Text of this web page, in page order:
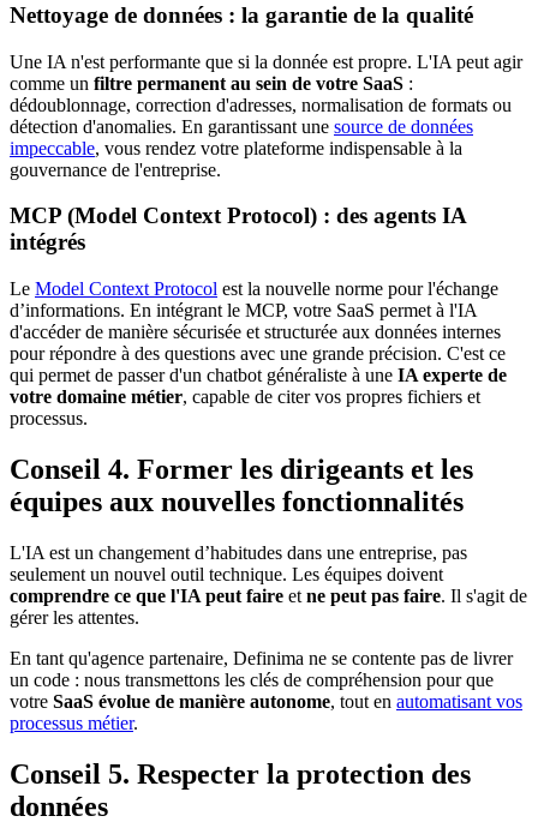
Nettoyage de données : la garantie de la qualité
Une IA n'est performante que si la donnée est propre. L'IA peut agir
comme un filtre permanent au sein de votre SaaS :
dédoublonnage, correction d'adresses, normalisation de formats ou
détection d'anomalies. En garantissant une source de données
impeccable, vous rendez votre plateforme indispensable à la
gouvernance de l'entreprise.
MCP (Model Context Protocol) : des agents IA
intégrés
Le Model Context Protocol est la nouvelle norme pour l'échange
d’informations. En intégrant le MCP, votre SaaS permet à l'IA
d'accéder de manière sécurisée et structurée aux données internes
pour répondre à des questions avec une grande précision. C'est ce
qui permet de passer d'un chatbot généraliste à une IA experte de
votre domaine métier, capable de citer vos propres fichiers et
processus.
Conseil 4. Former les dirigeants et les
équipes aux nouvelles fonctionnalités
L'IA est un changement d’habitudes dans une entreprise, pas
seulement un nouvel outil technique. Les équipes doivent
comprendre ce que l'IA peut faire et ne peut pas faire. Il s'agit de
gérer les attentes.
En tant qu'agence partenaire, Definima ne se contente pas de livrer
un code : nous transmettons les clés de compréhension pour que
votre SaaS évolue de manière autonome, tout en automatisant vos
processus métier.
Conseil 5. Respecter la protection des
données